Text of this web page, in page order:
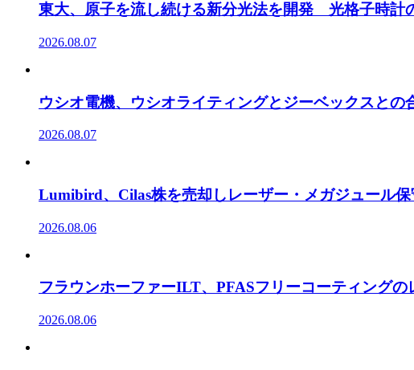
東大、原子を流し続ける新分光法を開発 光格子時計
2026.08.07
ウシオ電機、ウシオライティングとジーベックスとの
2026.08.07
Lumibird、Cilas株を売却しレーザー・メガジュール
2026.08.06
フラウンホーファーILT、PFASフリーコーティング
2026.08.06